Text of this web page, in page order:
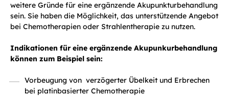
weitere Gründe für eine ergänzende Akupunkturbehandlung
sein. Sie haben die Möglichkeit, das unterstützende Angebot
bei Chemotherapien oder Strahlentherapie zu nutzen.
Indikationen für eine ergänzende Akupunkurbehandlung
können zum Beispiel sein:
Vorbeugung von verzögerter Übelkeit und Erbrechen
bei platinbasierter Chemotherapie